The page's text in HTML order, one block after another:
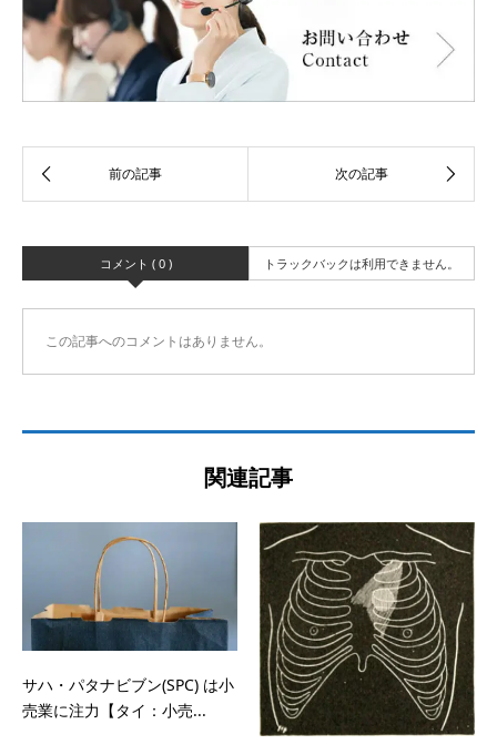
コメント ( 0 ) トラックバックは利用できません。
この記事へのコメントはありません。
関連記事
サハ・パタナビブン(SPC) は小
売業に注力【タイ：小売...